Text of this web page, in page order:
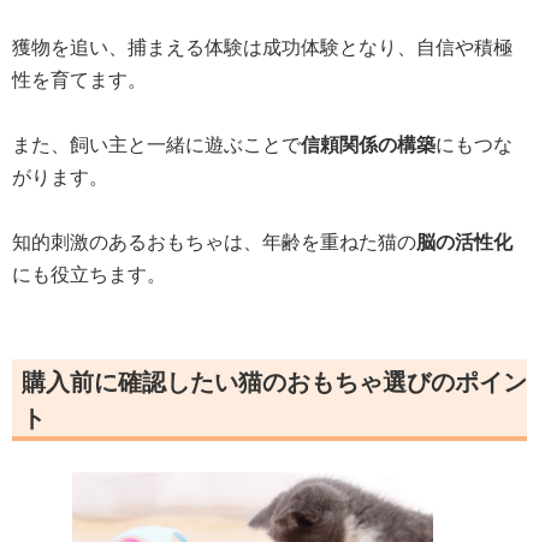
獲物を追い、捕まえる体験は成功体験となり、自信や積極
性を育てます。
また、飼い主と一緒に遊ぶことで信頼関係の構築にもつな
がります。
知的刺激のあるおもちゃは、年齢を重ねた猫の脳の活性化
にも役立ちます。
購入前に確認したい猫のおもちゃ選びのポイン
ト